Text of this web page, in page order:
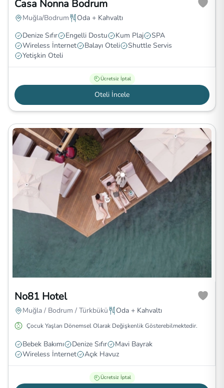
Casa Nonna Bodrum
Muğla/Bodrum
Oda + Kahvaltı
Denize Sıfır
Engelli Dostu Kum Plaj
SPA
Wireless İnternet
Balayı Oteli
Shuttle Servis
Yetişkin Oteli
Ücretsiz İptal
Oteli İncele
No81 Hotel
Muğla / Bodrum / Türkbükü Oda + Kahvaltı
Çocuk Yaşları Dönemsel Olarak Değişkenlik Gösterebilmektedir.
Bebek Bakımı Denize Sıfır
Mavi Bayrak
Wireless İnternet
Açık Havuz
Ücretsiz İptal